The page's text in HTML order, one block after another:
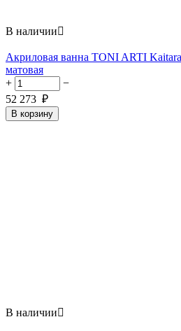
В наличии
Акриловая ванна TONI ARTI
матовая
+
−
52 273 ₽
В корзину
В наличии